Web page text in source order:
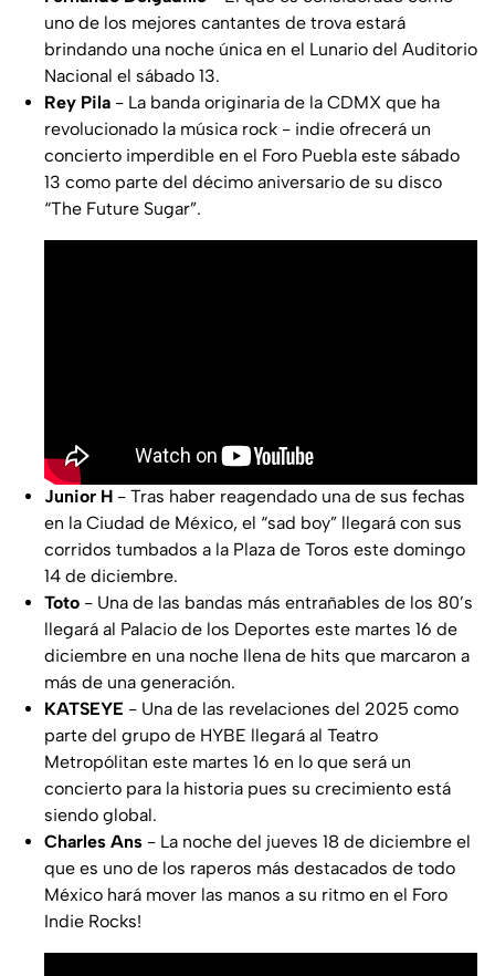
uno de los mejores cantantes de trova estará
brindando una noche única en el Lunario del Auditorio
Nacional el sábado 13.
Rey Pila - La banda originaria de la CDMX que ha
revolucionado la música rock - indie ofrecerá un
concierto imperdible en el Foro Puebla este sábado
13 como parte del décimo aniversario de su disco
“The Future Sugar”.
Junior H - Tras haber reagendado una de sus fechas
en la Ciudad de México, el “sad boy” llegará con sus
corridos tumbados a la Plaza de Toros este domingo
14 de diciembre.
Toto - Una de las bandas más entrañables de los 80’s
llegará al Palacio de los Deportes este martes 16 de
diciembre en una noche llena de hits que marcaron a
más de una generación.
KATSEYE - Una de las revelaciones del 2025 como
parte del grupo de HYBE llegará al Teatro
Metropólitan este martes 16 en lo que será un
concierto para la historia pues su crecimiento está
siendo global.
Charles Ans - La noche del jueves 18 de diciembre el
que es uno de los raperos más destacados de todo
México hará mover las manos a su ritmo en el Foro
Indie Rocks!